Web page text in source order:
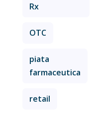
Rx
OTC
piata
farmaceutica
retail